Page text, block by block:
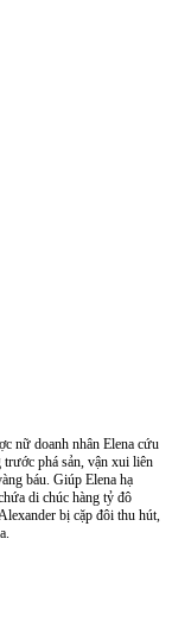
nữ doanh nhân Elena cứu
phá sản, vận xui liên
báu. Giúp Elena hạ
di chúc hàng tỷ đô
bị cặp đôi thu hút,